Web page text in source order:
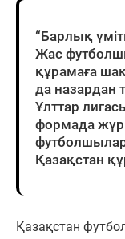
“Барлық
Жас
құрамаға
да
Ұлттар
формада
Қазақстан
Қазақстан